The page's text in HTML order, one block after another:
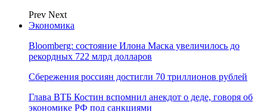
Prev Next
Экономика
Bloomberg: состояние Илона Маска увеличилось до
рекордных 722 млрд долларов
Сбережения россиян достигли 70 триллионов рублей
Глава ВТБ Костин вспомнил анекдот о деде, говоря об
экономике РФ под санкциями